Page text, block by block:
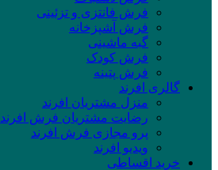
فرش فانتزی و تزئینی
فرش آشپزخانه
گبه ماشینی
فرش کودک
فرش پتینه
گالری افرند
منزل مشتریان افرند
رضایت مشتریان فرش افرند
پرو مجازی فرش افرند
ویدیو افرند
خرید اقساطی